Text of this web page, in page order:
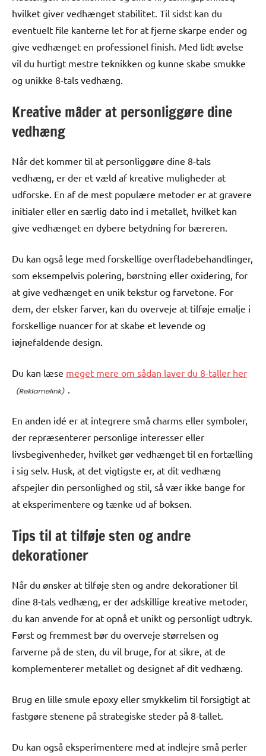
hvilket giver vedhænget stabilitet. Til sidst kan du
eventuelt file kanterne let for at fjerne skarpe ender og
give vedhænget en professionel finish. Med lidt øvelse
vil du hurtigt mestre teknikken og kunne skabe smukke
og unikke 8-tals vedhæng.
Kreative måder at personliggøre dine
vedhæng
Når det kommer til at personliggøre dine 8-tals
vedhæng, er der et væld af kreative muligheder at
udforske. En af de mest populære metoder er at gravere
initialer eller en særlig dato ind i metallet, hvilket kan
give vedhænget en dybere betydning for bæreren.
Du kan også lege med forskellige overfladebehandlinger,
som eksempelvis polering, børstning eller oxidering, for
at give vedhænget en unik tekstur og farvetone. For
dem, der elsker farver, kan du overveje at tilføje emalje i
forskellige nuancer for at skabe et levende og
iøjnefaldende design.
Du kan læse meget mere om sådan laver du 8-taller her
En anden idé er at integrere små charms eller symboler,
der repræsenterer personlige interesser eller
livsbegivenheder, hvilket gør vedhænget til en fortælling
i sig selv. Husk, at det vigtigste er, at dit vedhæng
afspejler din personlighed og stil, så vær ikke bange for
at eksperimentere og tænke ud af boksen.
Tips til at tilføje sten og andre
dekorationer
Når du ønsker at tilføje sten og andre dekorationer til
dine 8-tals vedhæng, er der adskillige kreative metoder,
du kan anvende for at opnå et unikt og personligt udtryk.
Først og fremmest bør du overveje størrelsen og
farverne på de sten, du vil bruge, for at sikre, at de
komplementerer metallet og designet af dit vedhæng.
Brug en lille smule epoxy eller smykkelim til forsigtigt at
fastgøre stenene på strategiske steder på 8-tallet.
Du kan også eksperimentere med at indlejre små perler